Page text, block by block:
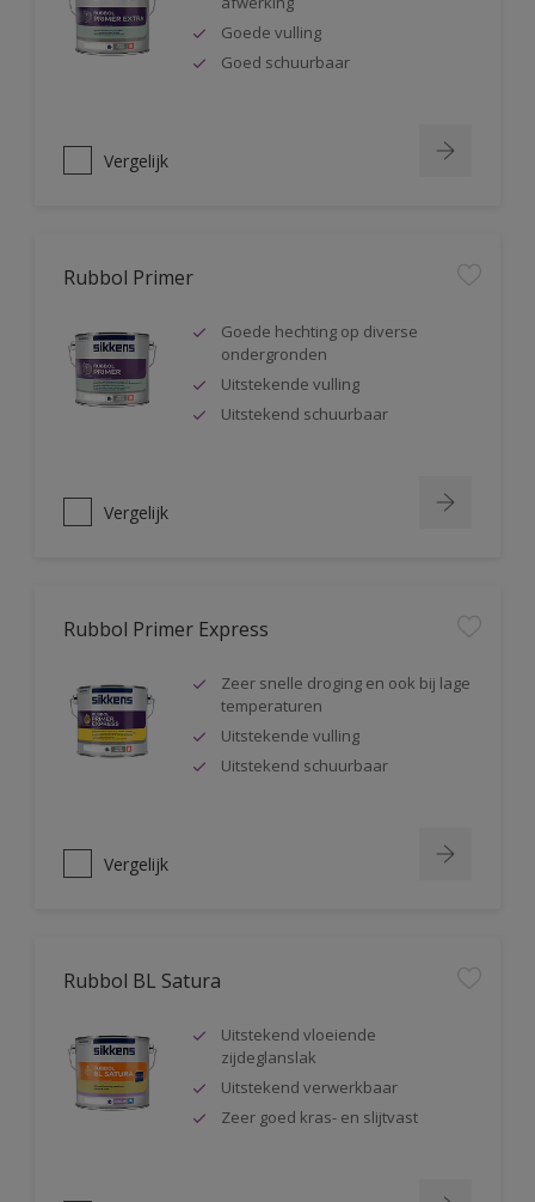
Goede vulling
Goed schuurbaar
Vergelijk
Rubbol Primer
Goede hechting op diverse
ondergronden
Uitstekende vulling
Uitstekend schuurbaar
Vergelijk
Rubbol Primer Express
Zeer snelle droging en ook bij lage
temperaturen
Uitstekende vulling
Uitstekend schuurbaar
Vergelijk
Rubbol BL Satura
Uitstekend vloeiende
zijdeglanslak
Uitstekend verwerkbaar
Zeer goed kras- en slijtvast